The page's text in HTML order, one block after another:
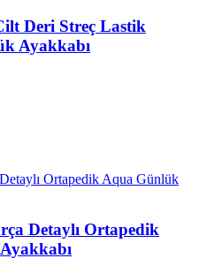
Deri Streç Lastik
Ayakkabı
Detaylı Ortapedik